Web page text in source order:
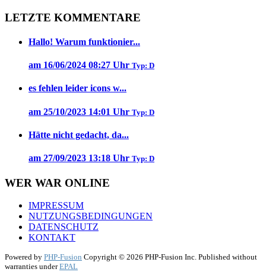
LETZTE KOMMENTARE
Hallo! Warum funktionier...
am 16/06/2024 08:27 Uhr Typ: D
es fehlen leider icons w...
am 25/10/2023 14:01 Uhr Typ: D
Hätte nicht gedacht, da...
am 27/09/2023 13:18 Uhr Typ: D
WER WAR ONLINE
IMPRESSUM
NUTZUNGSBEDINGUNGEN
DATENSCHUTZ
KONTAKT
Powered by PHP-Fusion Copyright © 2026 PHP-Fusion Inc. Published without
warranties underEPAL